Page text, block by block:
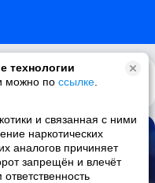
технологии
можно по ссылке
и связанная с ними
наркотических
аналогов причиняет
запрещён и влечёт